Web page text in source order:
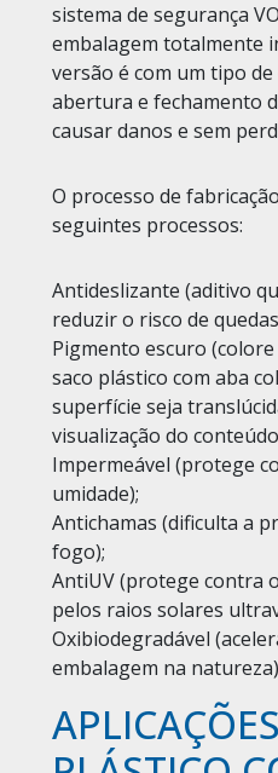
sistema de segurança
embalagem totalmente
versão é com um tipo
abertura e fechamento
causar danos e sem
O processo de
seguintes processos:
Antideslizante (aditivo
reduzir o risco de
Pigmento escuro
saco plástico com aba
superfície seja
visualização do
Impermeável (protege
umidade);
Antichamas (dificulta a
fogo);
AntiUV (protege contra
pelos raios solares
Oxibiodegradável
embalagem na